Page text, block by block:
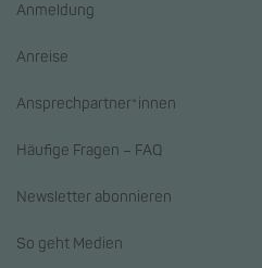
Anmeldung
Anreise
Ansprechpartner*innen
Häufige Fragen – FAQ
Newsletter abonnieren
So geht Medien